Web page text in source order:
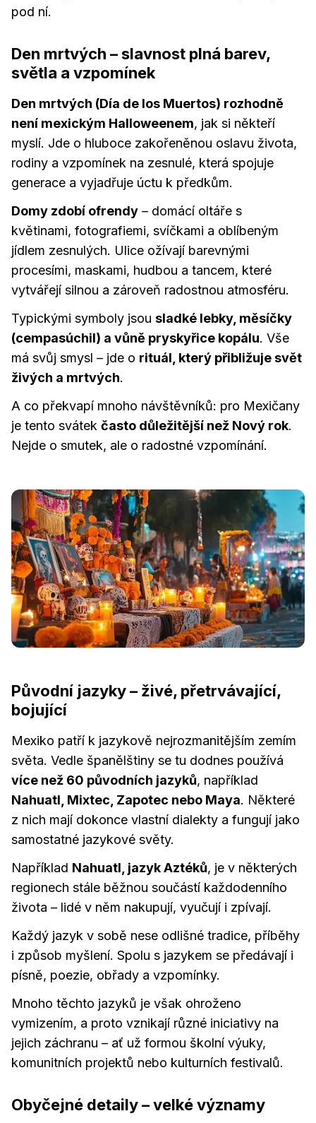
pod ní.
Den mrtvých – slavnost plná barev,
světla a vzpomínek
Den mrtvých (Día de los Muertos) rozhodně
není mexickým Halloweenem, jak si někteří
myslí. Jde o hluboce zakořeněnou oslavu života,
rodiny a vzpomínek na zesnulé, která spojuje
generace a vyjadřuje úctu k předkům.
Domy zdobí ofrendy – domácí oltáře s
květinami, fotografiemi, svíčkami a oblíbeným
jídlem zesnulých. Ulice ožívají barevnými
procesími, maskami, hudbou a tancem, které
vytvářejí silnou a zároveň radostnou atmosféru.
Typickými symboly jsou sladké lebky, měsíčky
(cempasúchil) a vůně pryskyřice kopálu. Vše
má svůj smysl – jde o rituál, který přibližuje svět
živých a mrtvých.
A co překvapí mnoho návštěvníků: pro Mexičany
je tento svátek často důležitější než Nový rok.
Nejde o smutek, ale o radostné vzpomínání.
Původní jazyky – živé, přetrvávající,
bojující
Mexiko patří k jazykově nejrozmanitějším zemím
světa. Vedle španělštiny se tu dodnes používá
více než 60 původních jazyků, například
Nahuatl, Mixtec, Zapotec nebo Maya. Některé
z nich mají dokonce vlastní dialekty a fungují jako
samostatné jazykové světy.
Například Nahuatl, jazyk Aztéků, je v některých
regionech stále běžnou součástí každodenního
života – lidé v něm nakupují, vyučují i zpívají.
Každý jazyk v sobě nese odlišné tradice, příběhy
i způsob myšlení. Spolu s jazykem se předávají i
písně, poezie, obřady a vzpomínky.
Mnoho těchto jazyků je však ohroženo
vymizením, a proto vznikají různé iniciativy na
jejich záchranu – ať už formou školní výuky,
komunitních projektů nebo kulturních festivalů.
Obyčejné detaily – velké významy